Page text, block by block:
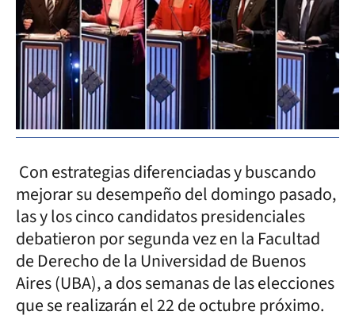
Con estrategias diferenciadas y buscando
mejorar su desempeño del domingo pasado,
las y los cinco candidatos presidenciales
debatieron por segunda vez en la Facultad
de Derecho de la Universidad de Buenos
Aires (UBA), a dos semanas de las elecciones
que se realizarán el 22 de octubre próximo.